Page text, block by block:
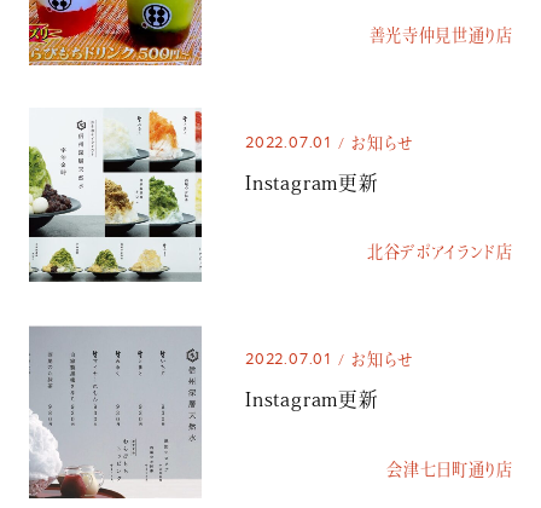
善光寺仲見世通り店
2022.07.01 お知らせ
Instagram更新
北谷デポアイランド店
2022.07.01 お知らせ
Instagram更新
会津七日町通り店